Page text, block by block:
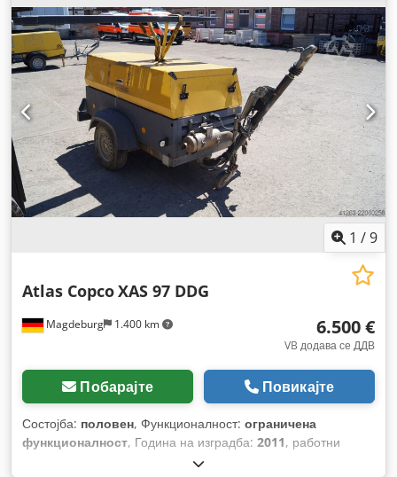
1 /9
Magdeburg 1.400 km
Atlas CopcoXAS 97 DDG
6.500 €
VB додава се ДДВ
Побарајте Повикајте
Состојба: половен, Функционалност: ограничена
функционалност, Година на изградба: 2011, работни